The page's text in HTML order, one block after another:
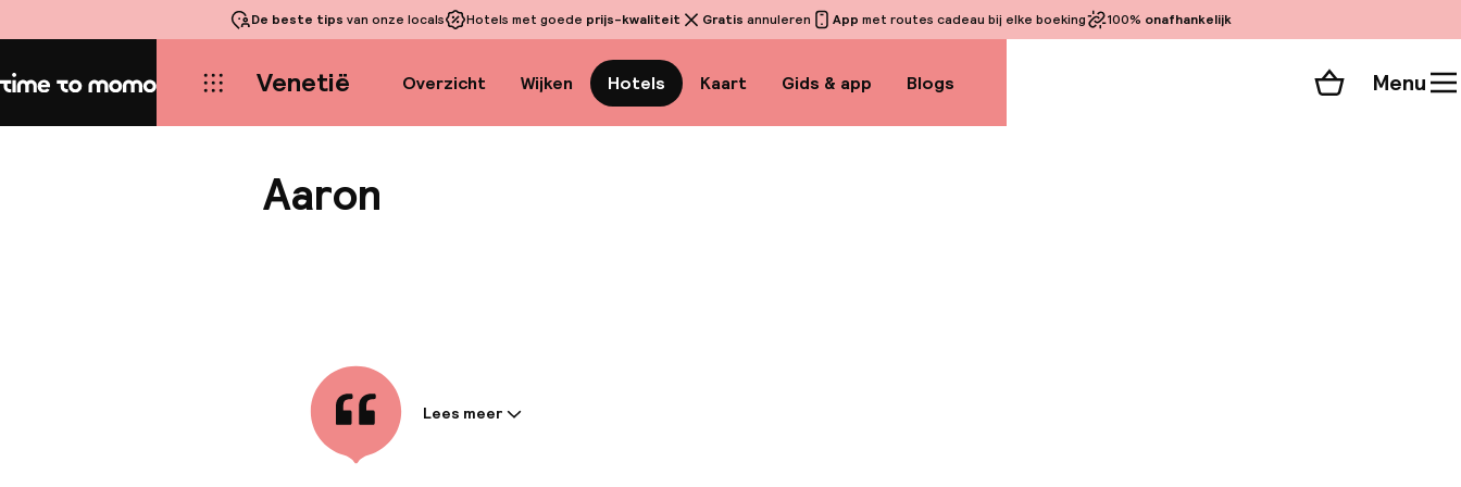
De beste tips van onze locals Hotels met goede prijs-kwaliteit Gratis annuleren App met routes cadeau bij elke boeking 100% onafhankelijk
Home Venetië Overzicht Wijken Hotels Kaart Gids & app Blogs Winkelmand
Menu
Aaron
Informatie gedeeld door de accommodatie:
Lees meer